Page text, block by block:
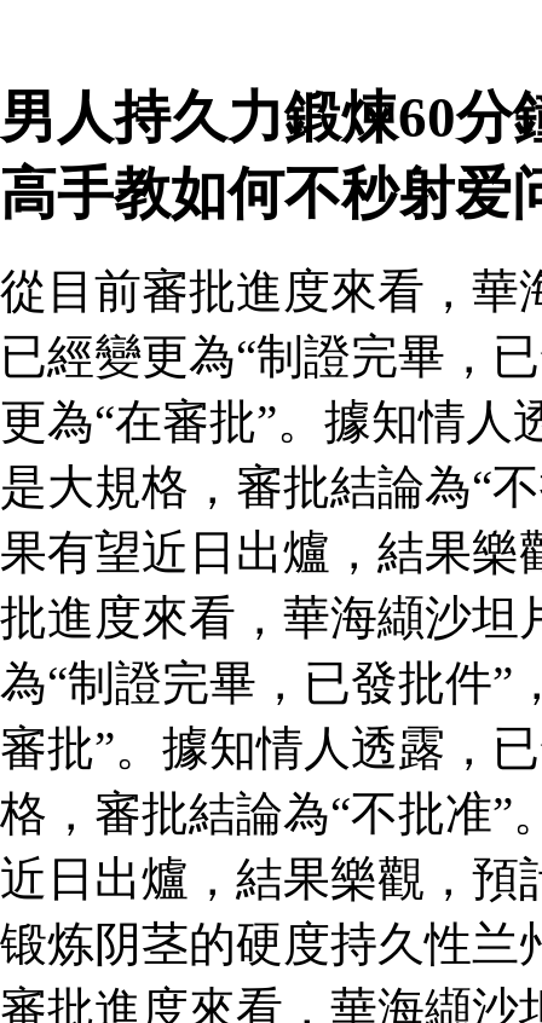
男人持久力鍛煉60分
高手教如何不秒射爱
從目前審批進度來看，華
已經變更為“制證完畢，
更為“在審批”。據知情
是大規格，審批結論為“
果有望近日出爐，結果樂
批進度來看，華海纈沙坦
為“制證完畢，已發批件”
審批”。據知情人透露，
格，審批結論為“不批准”
近日出爐，結果樂觀，預
锻炼阴茎的硬度持久性
審批進度來看，華海纈沙